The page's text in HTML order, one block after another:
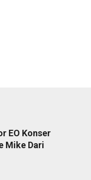
EO Konser
Mike Dari